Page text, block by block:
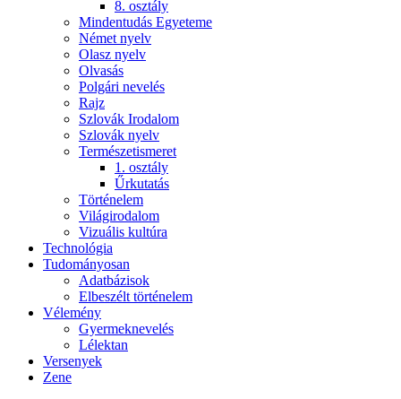
8. osztály
Mindentudás Egyeteme
Német nyelv
Olasz nyelv
Olvasás
Polgári nevelés
Rajz
Szlovák Irodalom
Szlovák nyelv
Természetismeret
1. osztály
Űrkutatás
Történelem
Világirodalom
Vizuális kultúra
Technológia
Tudományosan
Adatbázisok
Elbeszélt történelem
Vélemény
Gyermeknevelés
Lélektan
Versenyek
Zene